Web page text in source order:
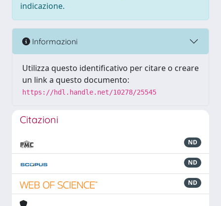
indicazione.
Informazioni
Utilizza questo identificativo per citare o creare
un link a questo documento:
https://hdl.handle.net/10278/25545
Citazioni
ND
ND
ND